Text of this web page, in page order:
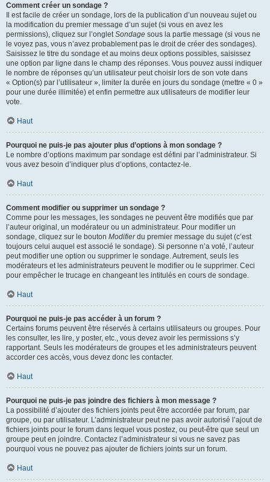
Comment créer un sondage ?
Il est facile de créer un sondage, lors de la publication d’un nouveau sujet ou
la modification du premier message d’un sujet (si vous en avez les
permissions), cliquez sur l’onglet Sondage sous la partie message (si vous ne
le voyez pas, vous n’avez probablement pas le droit de créer des sondages).
Saisissez le titre du sondage et au moins deux options possibles, saisissez
une option par ligne dans le champ des réponses. Vous pouvez aussi indiquer
le nombre de réponses qu’un utilisateur peut choisir lors de son vote dans
« Option(s) par l’utilisateur », limiter la durée en jours du sondage (mettre « 0 »
pour une durée illimitée) et enfin permettre aux utilisateurs de modifier leur
vote.
Haut
Pourquoi ne puis-je pas ajouter plus d’options à mon sondage ?
Le nombre d’options maximum par sondage est défini par l’administrateur. Si
vous avez besoin d’indiquer plus d’options, contactez-le.
Haut
Comment modifier ou supprimer un sondage ?
Comme pour les messages, les sondages ne peuvent être modifiés que par
l’auteur original, un modérateur ou un administrateur. Pour modifier un
sondage, cliquez sur le bouton Modifierdu premier message du sujet (c’est
toujours celui auquel est associé le sondage). Si personne n’a voté, l’auteur
peut modifier une option ou supprimer le sondage. Autrement, seuls les
modérateurs et les administrateurs peuvent le modifier ou le supprimer. Ceci
pour empêcher le trucage en changeant les intitulés en cours de sondage.
Haut
Pourquoi ne puis-je pas accéder à un forum ?
Certains forums peuvent être réservés à certains utilisateurs ou groupes. Pour
les consulter, les lire, y poster, etc., vous devez avoir les permissions s’y
rapportant. Seuls les modérateurs de groupes et les administrateurs peuvent
accorder ces accès, vous devez donc les contacter.
Haut
Pourquoi ne puis-je pas joindre des fichiers à mon message ?
La possibilité d’ajouter des fichiers joints peut être accordée par forum, par
groupe, ou par utilisateur. L’administrateur peut ne pas avoir autorisé l’ajout de
fichiers joints pour le forum dans lequel vous postez, ou peut-être que seul un
groupe peut en joindre. Contactez l’administrateur si vous ne savez pas
pourquoi vous ne pouvez pas ajouter de fichiers joints sur un forum.
Haut